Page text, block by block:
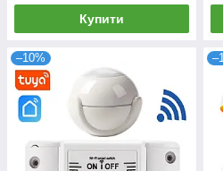
Купити
–10%